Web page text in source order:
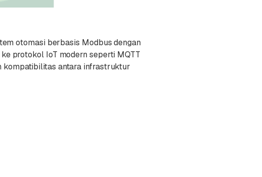
otomasi berbasis Modbus dengan
protokol IoT modern seperti MQTT
kompatibilitas antara infrastruktur